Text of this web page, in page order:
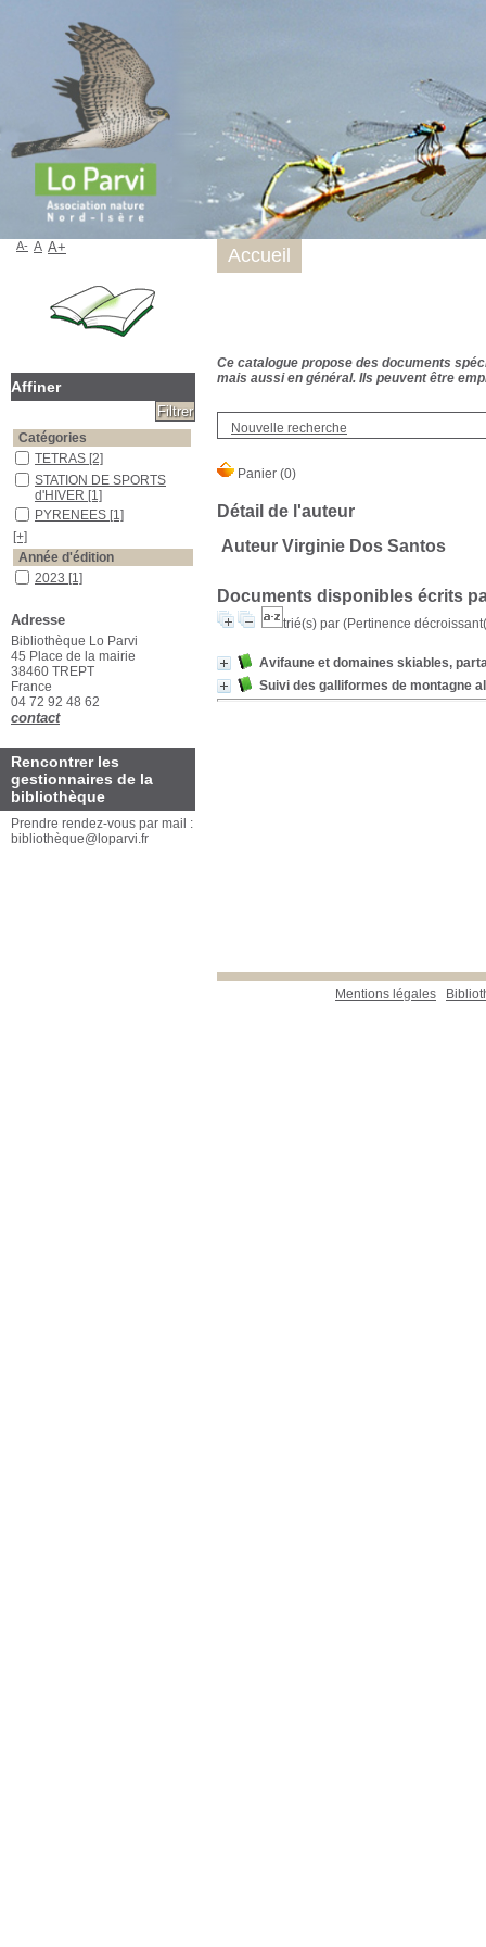
Ce catalogue propose des documents
mais aussi en général. Ils peuvent être
Nouvelle recherche
Détail de l'auteur
Auteur Virginie Dos Santos
Documents disponibles écrits
trié(s) par (Pertinence
Avifaune et domaines skiables,
Suivi des galliformes de montagne
Mentions légales
Accueil
A- A A+
Affiner
Catégories
TETRAS [2]
STATION DE SPORTS
d'HIVER [1]
PYRENEES [1]
[+]
Année d'édition
2023 [1]
Auteurs
Dos Santos [1]
Berthillot[1]
Adresse
Bibliothèque Lo Parvi
45 Place de la mairie
38460 TREPT
France
04 72 92 48 62
contact
Rencontrer les
gestionnaires de la
bibliothèque
Prendre rendez-vous par mail :
bibliothèque@loparvi.fr